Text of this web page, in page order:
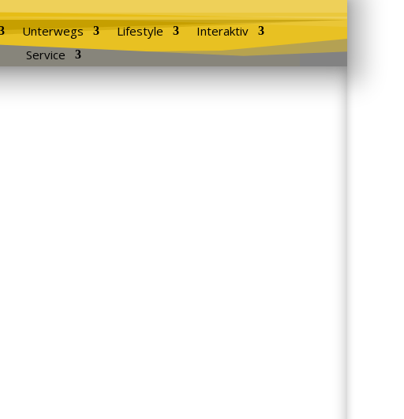
Unterwegs Lifestyle
Interaktiv
Service